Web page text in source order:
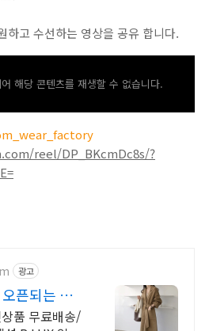
하고 수선하는 영상을 공유 합니다.
해당 콘텐츠를 재생할 수 없습니다.
reel/DP_BKcmDc8s/?
광고
픈되는 와
품 무료배송/